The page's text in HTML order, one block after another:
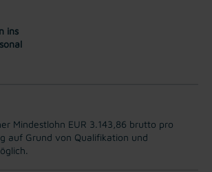
ins
Mindestlohn EUR 3.143,86 brutto pro
auf Grund von Qualifikation und